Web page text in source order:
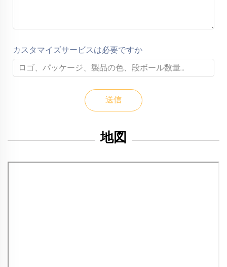
カスタマイズサービスは必要ですか
送信
地図